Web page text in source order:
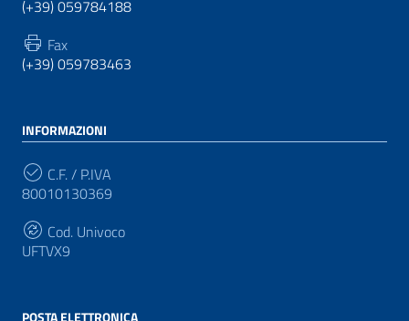
(+39) 059784188
Fax
(+39) 059783463
INFORMAZIONI
C.F. / P.IVA
80010130369
Cod. Univoco
UFTVX9
POSTA ELETTRONICA